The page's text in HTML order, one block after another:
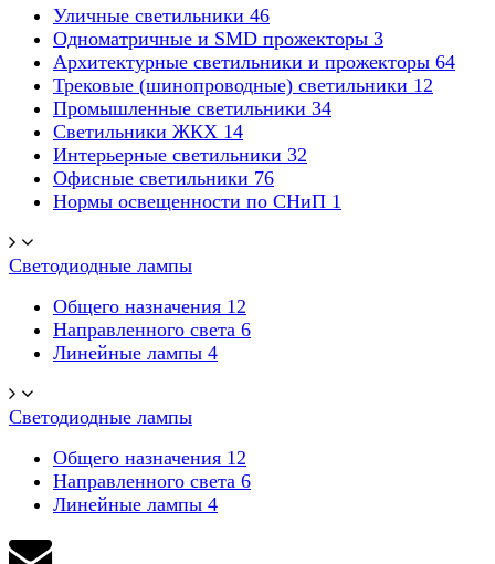
Уличные светильники 46
Одноматричные и SMD прожекторы 3
Архитектурные светильники и прожекторы 64
Трековые (шинопроводные) светильники 12
Промышленные светильники 34
Светильники ЖКХ 14
Интерьерные светильники 32
Офисные светильники 76
Нормы освещенности по СНиП 1
Светодиодные лампы
Общего назначения 12
Направленного света 6
Линейные лампы 4
Светодиодные лампы
Общего назначения 12
Направленного света 6
Линейные лампы 4